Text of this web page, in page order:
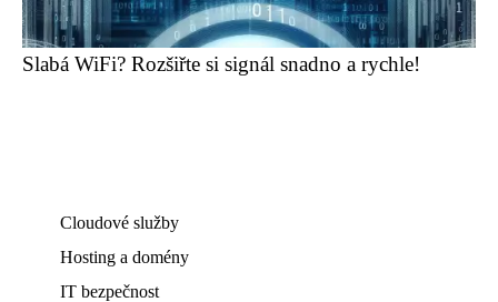
Slabá WiFi? Rozšiřte si signál snadno a rychle!
Cloudové služby
Hosting a domény
IT bezpečnost